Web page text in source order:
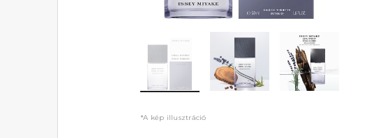
*A kép illusztráció